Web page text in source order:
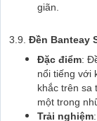
giãn.
3.9. Đền Banteay
Đặc điểm:
nổi tiếng với
khắc trên sa
một trong
Trải nghiệm